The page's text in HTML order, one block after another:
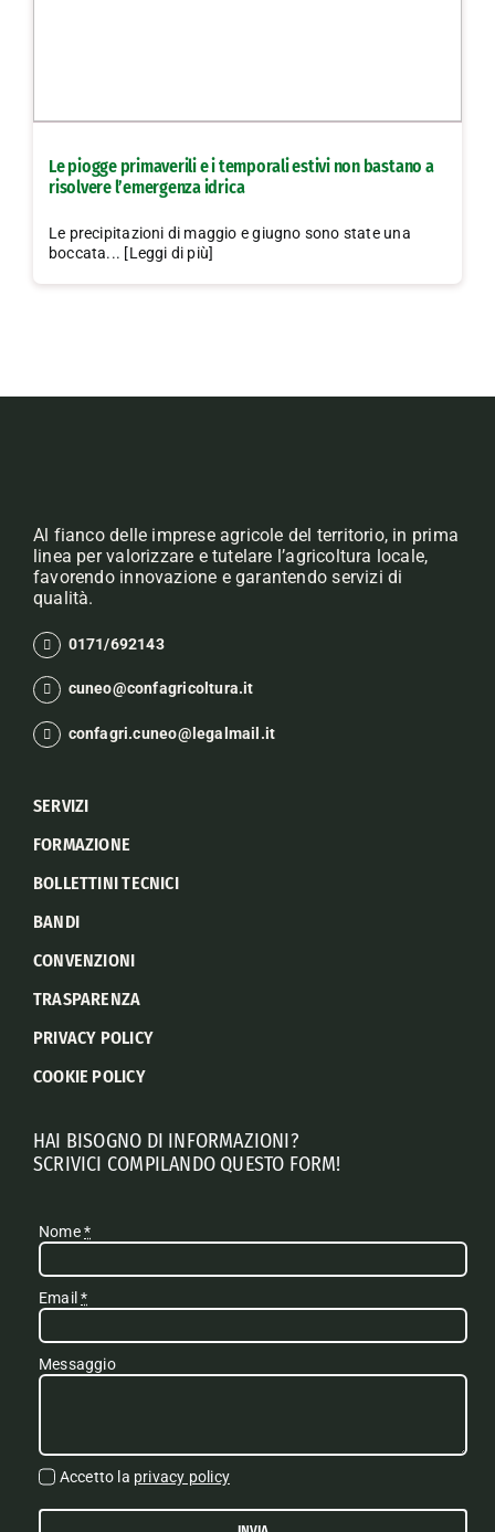
Le piogge primaverili e i temporali estivi non bastano a
risolvere l’emergenza idrica
Le precipitazioni di maggio e giugno sono state una
boccata... [Leggi di più]
Al fianco delle imprese agricole del territorio, in prima
linea per valorizzare e tutelare l’agricoltura locale,
favorendo innovazione e garantendo servizi di
qualità.
0171/692143
cuneo@confagricoltura.it
confagri.cuneo@legalmail.it
SERVIZI
FORMAZIONE
BOLLETTINI TECNICI
BANDI
CONVENZIONI
TRASPARENZA
PRIVACY POLICY
COOKIE POLICY
HAI BISOGNO DI INFORMAZIONI?
SCRIVICI COMPILANDO QUESTO FORM!
Nome*
Email*
Messaggio
Accetto la privacy policy